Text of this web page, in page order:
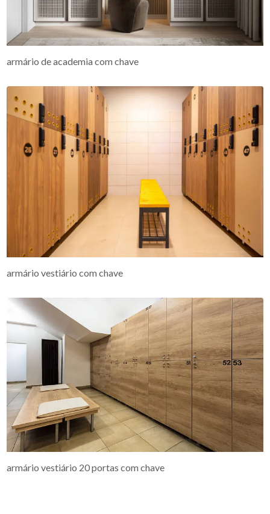
armário de academia com chave
armário vestiário com chave
armário vestiário 20 portas com chave